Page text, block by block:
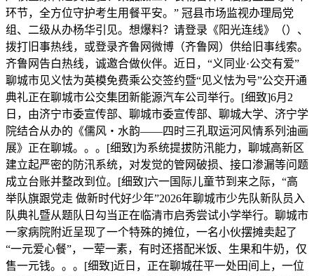
环节，全方位守护考生用餐平安。” 冠县市场监视办理局党
组、二级从办杨华引见。想爆料？请登录《阳光连线》（）、
拨打旧事热线，或登录齐鲁网微博（齐鲁网）供给旧事线索。
齐鲁网告白热线，诚邀合做伙伴。近日，“义同业·公交有爱”
聊城市见义怯为英模免费乘公交签约暨“见义怯为号”公交开通
典礼正在聊城市公交集团新能源汽车公司举行。[细致]6月2
日，由济宁市委宣传部、聊城市委宣传部、聊城大学、济宁学
院结合从办的《儒风・水韵——四时三孔取运河风情系列油画
展》正在聊城。。。[细致]为系统提拔防汛能力，聊城高新区
建立起严密的防汛系统，对发觉的管网破损、接口渗漏等问题
成立台账并整改到位。[细致]六一国际儿童节到来之际，“高
举队旗跟党走 做新时代好少年”2026年聊城市少先队新队员入
队典礼暨从题队日勾当正在临清市启秀尝试小学举行。聊城市
一家病院附近呈现了一个特殊的摊位，一名小伙摆摊卖起了
“一元爱心餐”，一荤一素，有时还搭配米饭、生果和牛奶，仅
售一元钱。。。[细致]近日，正在聊城茌平一处田间上，一位